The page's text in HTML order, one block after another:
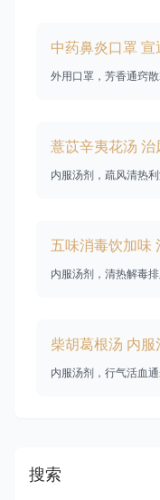
中药鼻炎口罩 宣
外用口罩，芳香通窍
薏苡辛夷花汤
内服汤剂，疏风清热
五味消毒饮加味
内服汤剂，清热解毒
柴胡葛根汤 内服
内服汤剂，行气活血
搜索